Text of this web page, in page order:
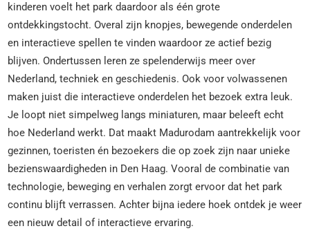
kinderen voelt het park daardoor als één grote
ontdekkingstocht. Overal zijn knopjes, bewegende onderdelen
en interactieve spellen te vinden waardoor ze actief bezig
blijven. Ondertussen leren ze spelenderwijs meer over
Nederland, techniek en geschiedenis. Ook voor volwassenen
maken juist die interactieve onderdelen het bezoek extra leuk.
Je loopt niet simpelweg langs miniaturen, maar beleeft echt
hoe Nederland werkt. Dat maakt Madurodam aantrekkelijk voor
gezinnen, toeristen én bezoekers die op zoek zijn naar unieke
bezienswaardigheden in Den Haag. Vooral de combinatie van
technologie, beweging en verhalen zorgt ervoor dat het park
continu blijft verrassen. Achter bijna iedere hoek ontdek je weer
een nieuw detail of interactieve ervaring.